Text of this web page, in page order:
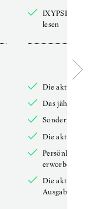
lesen
Die aktuelle
Das jährliche
Die aktuelle
Persönliches
erworbenen
Die aktuelle
Ausgabe